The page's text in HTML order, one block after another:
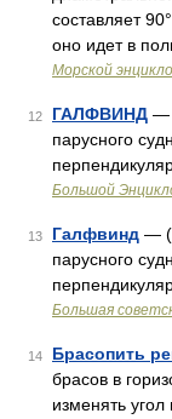
составляет
оно идет в
Морской
12 ГАЛФВИНД —
парусного
Большой
13 Галфвинд —
парусного
Большая
14 Брасопить
брасов в
изменять